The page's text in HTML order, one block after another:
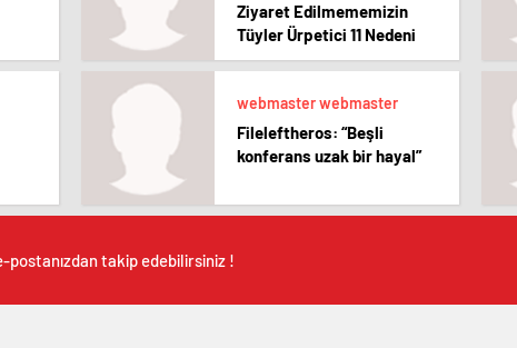
Ziyaret Edilmememizin
Tüyler Ürpetici 11 Nedeni
webmaster webmaster
Fileleftheros: “Beşli
konferans uzak bir hayal”
takip edebilirsiniz !